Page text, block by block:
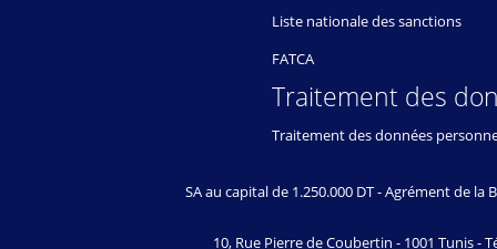
Liste nationale des sanctions
FATCA
Traitement des
Traitement des données
SA au capital de 1.250.000 DT - Agrément de la
10, Rue Pierre de Coubertin - 1001 Tunis -